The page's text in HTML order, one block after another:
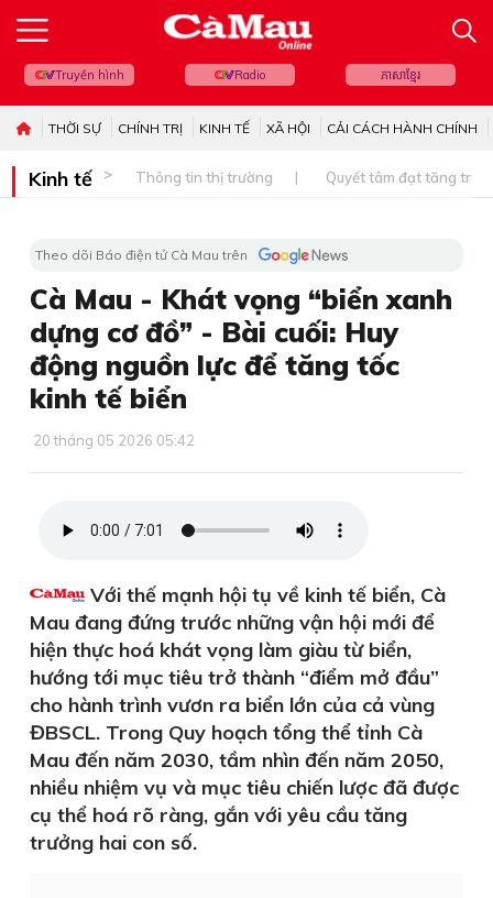
Truyền hình Radio ភាសាខ្មែរ
THỜI SỰ CHÍNH TRỊ KINH TẾ XÃ HỘI CẢI CÁCH HÀNH CHÍNH
Kinh tế Thông tin thị trường Quyết tâm đạt tăng
Theo dõi Báo điện tử Cà Mau trên
Cà Mau - Khát vọng “biển xanh
dựng cơ đồ” - Bài cuối: Huy
động nguồn lực để tăng tốc
kinh tế biển
20 tháng 05 2026 05:42
Với thế mạnh hội tụ về kinh tế biển, Cà
Mau đang đứng trước những vận hội mới để
hiện thực hoá khát vọng làm giàu từ biển,
hướng tới mục tiêu trở thành “điểm mở đầu”
cho hành trình vươn ra biển lớn của cả vùng
ĐBSCL. Trong Quy hoạch tổng thể tỉnh Cà
Mau đến năm 2030, tầm nhìn đến năm 2050,
nhiều nhiệm vụ và mục tiêu chiến lược đã được
cụ thể hoá rõ ràng, gắn với yêu cầu tăng
trưởng hai con số.